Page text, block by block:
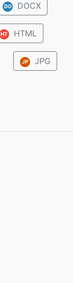
DO DOCX
HT HTML
JP JPG